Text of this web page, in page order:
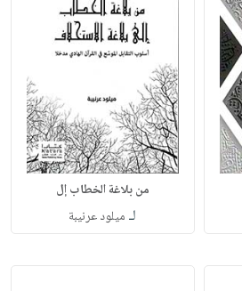
من بلاغة الخطاب إل
لـ ميلود عرنيبة